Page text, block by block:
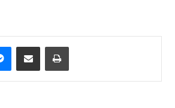
Messenger
Bagikan melalui Email Cetak